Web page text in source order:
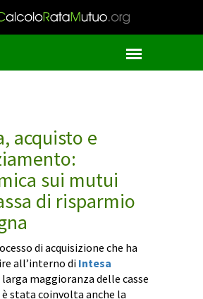
acquisto e
sui mutui
di risparmio
di acquisizione che ha
all’interno diIntesa
larga maggioranza delle casse
stata coinvolta anche la